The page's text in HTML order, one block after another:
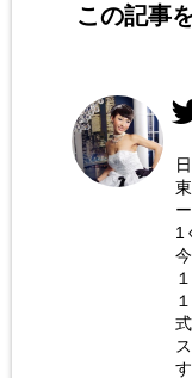
この記事
1